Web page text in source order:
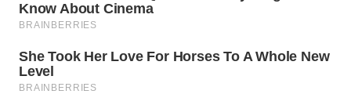
WN DELI
WN